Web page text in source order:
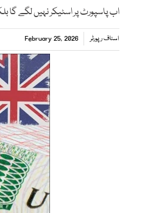
اب پاسپورٹ پر اسٹیکر نہیں لگے
اسٹاف رپورٹر February 25, 2026